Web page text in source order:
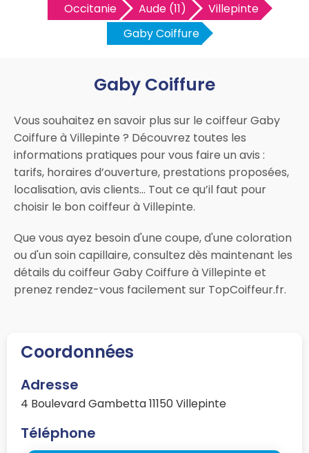
Occitanie
Aude (11)
Villepinte
Gaby Coiffure
Gaby Coiffure
Vous souhaitez en savoir plus sur le coiffeur Gaby
Coiffure à Villepinte ? Découvrez toutes les
informations pratiques pour vous faire un avis :
tarifs, horaires d’ouverture, prestations proposées,
localisation, avis clients… Tout ce qu’il faut pour
choisir le bon coiffeur à Villepinte.
Que vous ayez besoin d'une coupe, d'une coloration
ou d'un soin capillaire, consultez dès maintenant les
détails du coiffeur Gaby Coiffure à Villepinte et
prenez rendez-vous facilement sur TopCoiffeur.fr.
Coordonnées
Adresse
4 Boulevard Gambetta 11150 Villepinte
Téléphone